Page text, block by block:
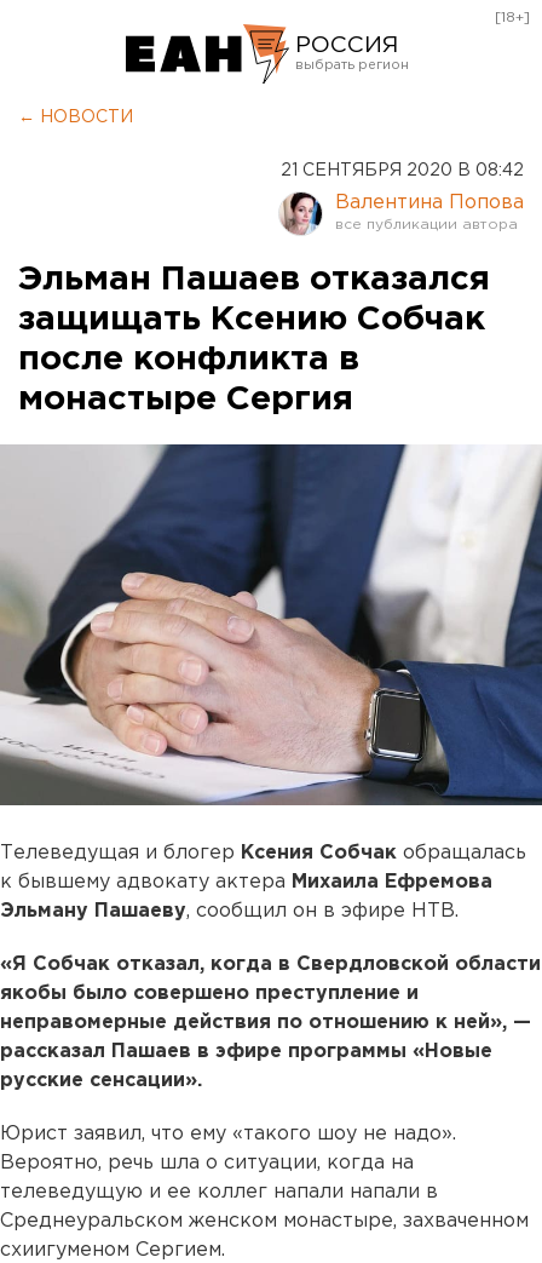
РОССИЯ
Курган
Оренбург
[18+]
← НОВОСТИ
21 СЕНТЯБРЯ 2020 В 08:42
Валентина Попова
Эльман Пашаев отказался
защищать Ксению Собчак
после конфликта в
монастыре Сергия
Телеведущая и блогер Ксения Собчак обращалась
к бывшему адвокату актера Михаила Ефремова
Эльману Пашаеву, сообщил он в эфире НТВ.
«Я Собчак отказал, когда в Свердловской области
якобы было совершено преступление и
неправомерные действия по отношению к ней», —
рассказал Пашаев в эфире программы «Новые
русские сенсации».
Юрист заявил, что ему «такого шоу не надо».
Вероятно, речь шла о ситуации, когда на
телеведущую и ее коллег напали напали в
Среднеуральском женском монастыре, захваченном
схиигуменом Сергием.